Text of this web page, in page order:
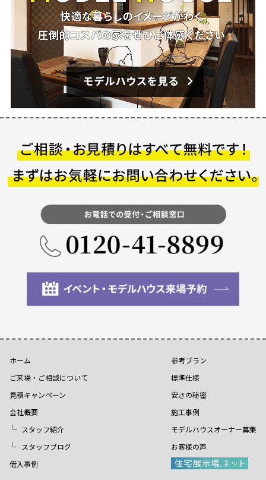
ホーム
ご来場・ご相談について
見積キャンペーン
会社概要
スタッフ紹介
スタッフブログ
借入事例
参考プラン
標準仕様
安さの秘密
施工事例
モデルハウスオーナー募集
お客様の声